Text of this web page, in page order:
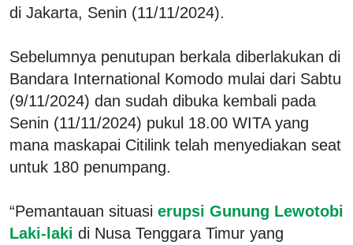
di Jakarta, Senin (11/11/2024).
Sebelumnya penutupan berkala diberlakukan di
Bandara International Komodo mulai dari Sabtu
(9/11/2024) dan sudah dibuka kembali pada
Senin (11/11/2024) pukul 18.00 WITA yang
mana maskapai Citilink telah menyediakan seat
untuk 180 penumpang.
“Pemantauan situasi erupsi Gunung Lewotobi
Laki-laki di Nusa Tenggara Timur yang